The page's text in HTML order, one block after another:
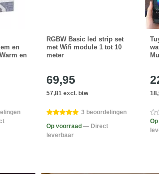
en
en
RGBW Basic led strip set
met Wifi module 1 tot 10
meter
69,95
57,81 excl. btw
3 beoordelingen
Op voorraad — Direct
leverbaar